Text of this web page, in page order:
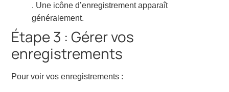
. Une icône d’enregistrement apparaît
généralement.
Étape 3 : Gérer vos
enregistrements
Pour voir vos enregistrements :